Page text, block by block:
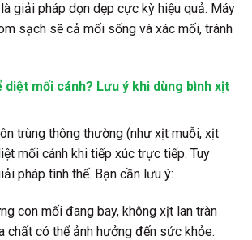
giải pháp dọn dẹp cực kỳ hiệu quả. Máy
sạch sẽ cả mối sống và xác mối, tránh
diệt mối cánh? Lưu ý khi dùng bình xịt
trùng thông thường (như xịt muỗi, xịt
mối cánh khi tiếp xúc trực tiếp. Tuy
pháp tình thế. Bạn cần lưu ý:
con mối đang bay, không xịt lan tràn
chất có thể ảnh hưởng đến sức khỏe.